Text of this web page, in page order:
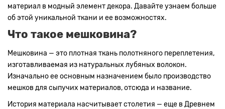
материал в модный элемент декора. Давайте узнаем больше
об этой уникальной ткани и ее возможностях.
Что такое мешковина?
Мешковина — это плотная ткань полотняного переплетения,
изготавливаемая из натуральных лубяных волокон.
Изначально ее основным назначением было производство
мешков для сыпучих материалов, отсюда и название.
История материала насчитывает столетия — еще в Древнем